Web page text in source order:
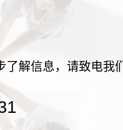
了解信息，请致电我